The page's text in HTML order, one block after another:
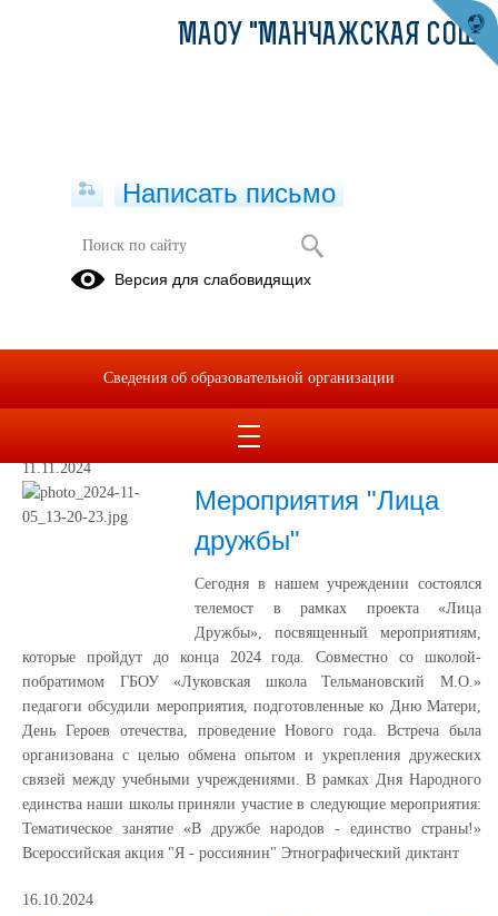
Проект "Лица дружбы"
11.11.2024
Мероприятия "Лица
дружбы"
Сегодня в нашем учреждении состоялся
телемост в рамках проекта «Лица
Дружбы», посвященный мероприятиям,
которые пройдут до конца 2024 года. Совместно со школой-
побратимом ГБОУ «Луковская школа Тельмановский М.О.»
педагоги обсудили мероприятия, подготовленные ко Дню Матери,
День Героев отечества, проведение Нового года. Встреча была
организована с целью обмена опытом и укрепления дружеских
связей между учебными учреждениями. В рамках Дня Народного
единства наши школы приняли участие в следующие мероприятия:
Тематическое занятие «В дружбе народов - единство страны!»
Всероссийская акция "Я - россиянин" Этнографический диктант
16.10.2024
МАОУ "МАНЧАЖСКАЯ СОШ"
Написать письмо
Версия для слабовидящих
Сведения об образовательной организации